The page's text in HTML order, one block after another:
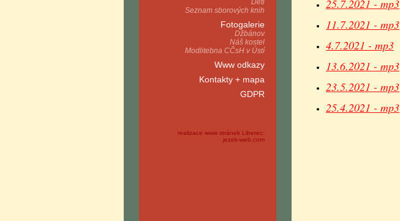
Děti
Seznam sborových knih
Fotogalerie
Džbánov
Náš kostel
Modlitebna CČsH v Ústí
Www odkazy
Kontakty + mapa
GDPR
realizace www stránek Liberec:
jezek-web.com
25.7.2021 - mp3
11.7.2021 - mp3
4.7.2021 - mp3
13.6.2021 - mp3
23.5.2021 - mp3
25.4.2021 - mp3